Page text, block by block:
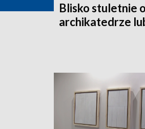
Blisko stuletnie
archikatedrze